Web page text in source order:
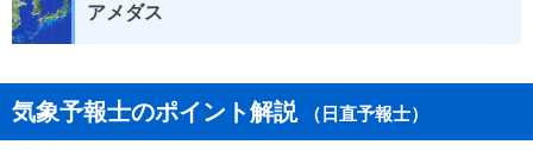
アメダス
気象予報士のポイント解説 （日直予報士）